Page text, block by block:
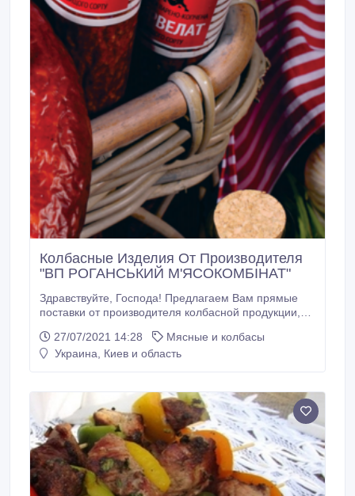
Колбасные Изделия От Производителя
"ВП РОГАНСЬКИЙ М'ЯСОКОМБІНАТ"
Здравствуйте, Господа! Предлагаем Вам прямые
поставки от производителя колбасной продукции,
"КОВБАСНА СТОЛИЦЯ", " ВОВЧАНСЬКИЙ
М'ЯСОКОМБІНАТ". Если кратко, то Роганский
производственных норм и норм безопасности
(согласно стандарту Euro-4), с максимально
сниженным негативным влиянием человеческого
фактора на производство.
27/07/2021 14:28
Мясные и колбасы
Украина, Киев и область